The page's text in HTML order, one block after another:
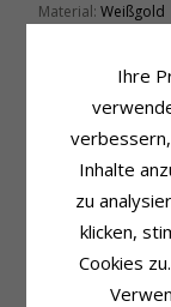
Material: Weißgold
Weißgold
Oberfläche:
Ringschiene
Breite, Oben:1,8
Breite, Unten:
1,8
2,1 mm
Dicke, Unten: 1,4
Ihre
Inhalte
zu
klicken,
Cookies